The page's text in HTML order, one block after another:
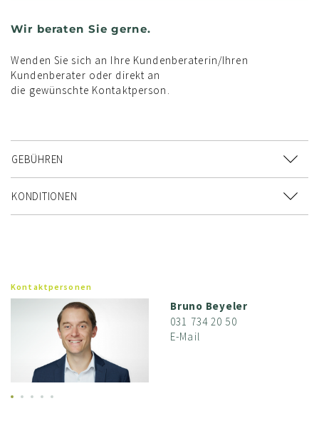
Wir beraten Sie gerne.
Wenden Sie sich an Ihre Kundenberaterin/Ihren
Kundenberater oder direkt an
die gewünschte Kontaktperson.
GEBÜHREN
KONDITIONEN
Kontaktpersonen
Bruno Beyeler
031 734 20 50
E-Mail